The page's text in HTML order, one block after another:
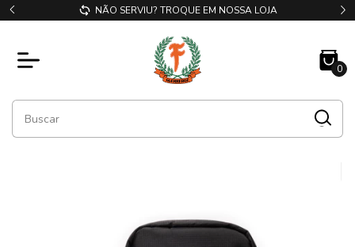
NÃO SERVIU? TROQUE EM NOSSA LOJA
0